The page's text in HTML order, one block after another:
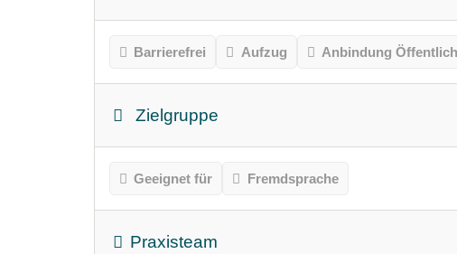
Barrierefrei Aufzug Anbindung
Zielgruppe
Geeignet für Fremdsprache
Praxisteam